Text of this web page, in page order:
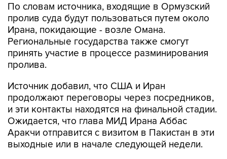
По словам источника, входящие в Ормузский
пролив суда будут пользоваться путем около
Ирана, покидающие - возле Омана.
Региональные государства также смогут
принять участие в процессе разминирования
пролива.
Источник добавил, что США и Иран
продолжают переговоры через посредников,
и эти контакты находятся на финальной стадии.
Ожидается, что глава МИД Ирана Аббас
Аракчи отправится с визитом в Пакистан в эти
выходные или в начале следующей недели.